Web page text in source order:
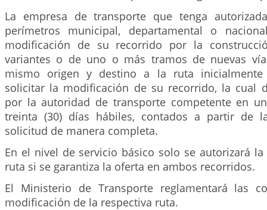
La empresa de transporte que tenga
perímetros municipal, departamental o
modificación de su recorrido por la
variantes o de uno o más tramos de nuevas
mismo origen y destino a la ruta inicialmente
solicitar la modificación de su recorrido, la cual
por la autoridad de transporte competente en
treinta (30) días hábiles, contados a partir de
solicitud de manera completa.
En el nivel de servicio básico solo se autorizará
ruta si se garantiza la oferta en ambos recorridos.
El Ministerio de Transporte reglamentará las
modificación de la respectiva ruta.